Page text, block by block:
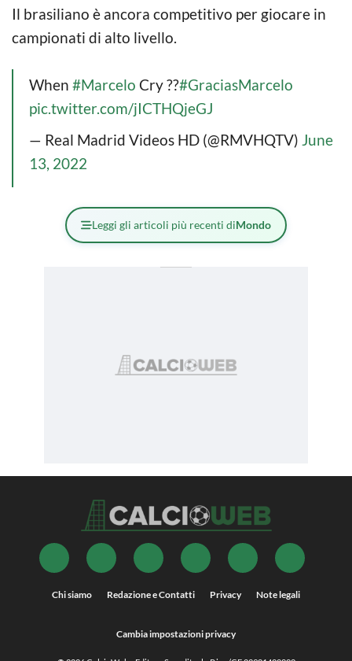
Il brasiliano è ancora competitivo per giocare in
campionati di alto livello.
When #Marcelo Cry ??#GraciasMarcelo
pic.twitter.com/jICTHQjeGJ
— Real Madrid Videos HD (@RMVHQTV) June
13, 2022
Leggi gli articoli più recenti diMondo
Chi siamo Redazione e Contatti Privacy Note legali
Cambia impostazioni privacy